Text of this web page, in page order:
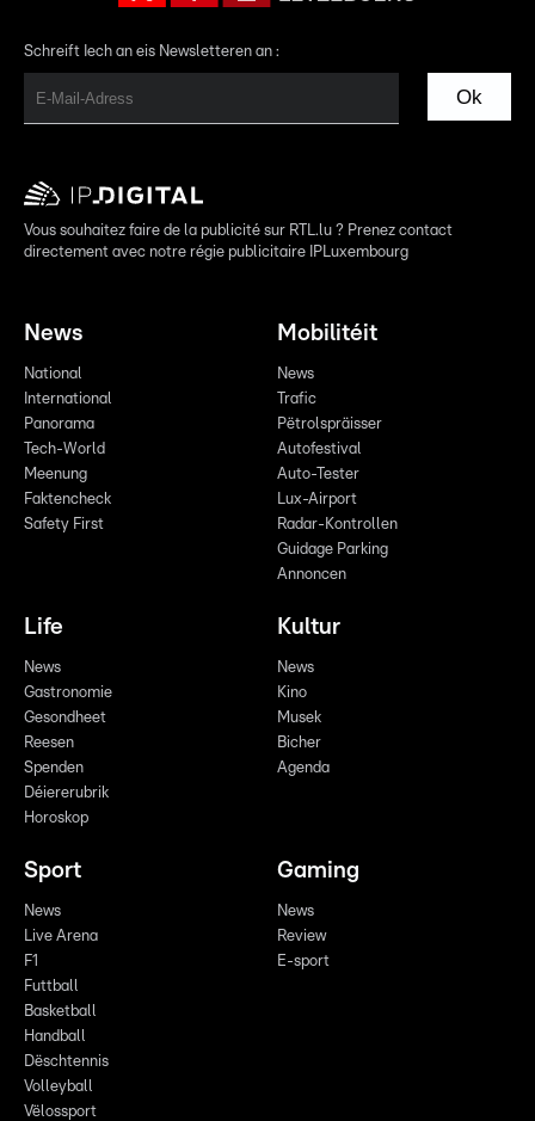
Schreift Iech an eis Newsletteren an :
Ok
Vous souhaitez faire de la publicité sur RTL.lu ? Prenez contact
directement avec notre régie publicitaire IPLuxembourg
News
National
International
Panorama
Tech-World
Meenung
Faktencheck
Safety First
Mobilitéit
News
Trafic
Pëtrolspräisser
Autofestival
Auto-Tester
Lux-Airport
Radar-Kontrollen
Guidage Parking
Annoncen
Life
News
Gastronomie
Gesondheet
Reesen
Spenden
Déiererubrik
Horoskop
Kultur
News
Kino
Musek
Bicher
Agenda
Sport
News
Live Arena
F1
Futtball
Basketball
Handball
Dëschtennis
Volleyball
Vëlossport
Gaming
News
Review
E-sport